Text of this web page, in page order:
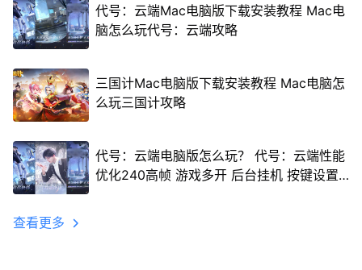
代号：云端Mac电脑版下载安装教程 Mac电
脑怎么玩代号：云端攻略
三国计Mac电脑版下载安装教程 Mac电脑怎
么玩三国计攻略
代号：云端电脑版怎么玩？ 代号：云端性能
优化240高帧 游戏多开 后台挂机 按键设置
查看更多